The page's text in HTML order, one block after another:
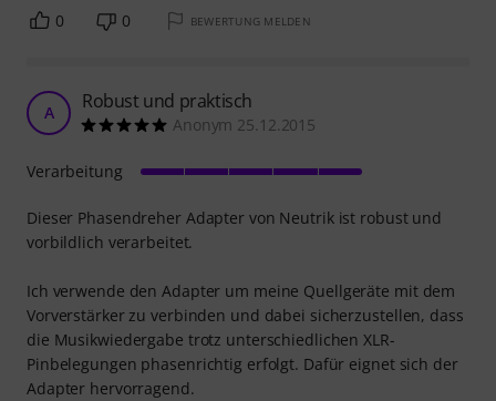
0 0 BEWERTUNG MELDEN
A Robust und praktisch
Anonym 25.12.2015
Dieser Phasendreher Adapter von Neutrik ist robust und
vorbildlich verarbeitet.
Ich verwende den Adapter um meine Quellgeräte mit dem
Vorverstärker zu verbinden und dabei sicherzustellen, dass
die Musikwiedergabe trotz unterschiedlichen XLR-
Pinbelegungen phasenrichtig erfolgt. Dafür eignet sich der
Adapter hervorragend.
Verarbeitung